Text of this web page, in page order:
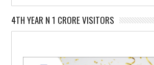
4TH YEAR N 1 CRORE VISITORS